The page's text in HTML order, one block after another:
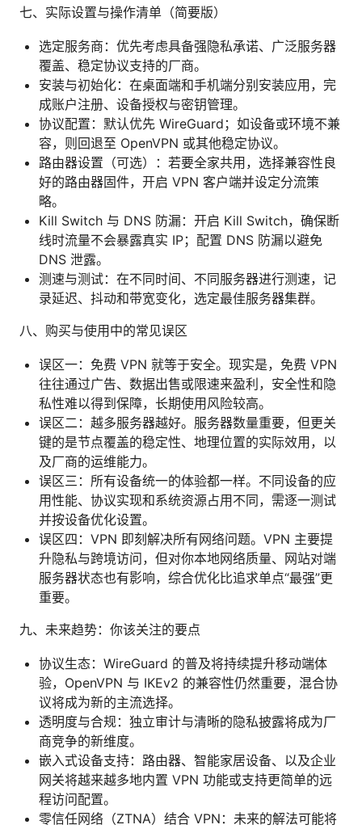
七、实际设置与操作清单（简要版）
选定服务商：优先考虑具备强隐私承诺、广泛服务器
覆盖、稳定协议支持的厂商。
安装与初始化：在桌面端和手机端分别安装应用，完
成账户注册、设备授权与密钥管理。
协议配置：默认优先 WireGuard；如设备或环境不兼
容，则回退至 OpenVPN 或其他稳定协议。
路由器设置（可选）：若要全家共用，选择兼容性良
好的路由器固件，开启 VPN 客户端并设定分流策
略。
Kill Switch 与 DNS 防漏：开启 Kill Switch，确保断
线时流量不会暴露真实 IP；配置 DNS 防漏以避免
DNS 泄露。
测速与测试：在不同时间、不同服务器进行测速，记
录延迟、抖动和带宽变化，选定最佳服务器集群。
八、购买与使用中的常见误区
误区一：免费 VPN 就等于安全。现实是，免费 VPN
往往通过广告、数据出售或限速来盈利，安全性和隐
私性难以得到保障，长期使用风险较高。
误区二：越多服务器越好。服务器数量重要，但更关
键的是节点覆盖的稳定性、地理位置的实际效用，以
及厂商的运维能力。
误区三：所有设备统一的体验都一样。不同设备的应
用性能、协议实现和系统资源占用不同，需逐一测试
并按设备优化设置。
误区四：VPN 即刻解决所有网络问题。VPN 主要提
升隐私与跨境访问，但对你本地网络质量、网站对端
服务器状态也有影响，综合优化比追求单点“最强”更
重要。
九、未来趋势：你该关注的要点
协议生态：WireGuard 的普及将持续提升移动端体
验，OpenVPN 与 IKEv2 的兼容性仍然重要，混合协
议将成为新的主流选择。
透明度与合规：独立审计与清晰的隐私披露将成为厂
商竞争的新维度。
嵌入式设备支持：路由器、智能家居设备、以及企业
网关将越来越多地内置 VPN 功能或支持更简单的远
程访问配置。
零信任网络（ZTNA）结合 VPN：未来的解法可能将